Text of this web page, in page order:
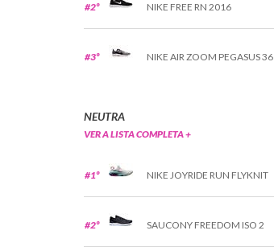
#2º NIKE FREE RN 2016
#3º NIKE AIR ZOOM PEGASUS 36
NEUTRA
VER A LISTA COMPLETA +
#1º NIKE JOYRIDE RUN FLYKNIT
#2º SAUCONY FREEDOM ISO 2